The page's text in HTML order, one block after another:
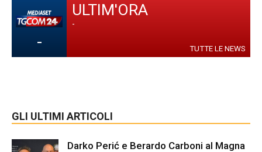
-
ULTIM'ORA
-
TUTTE LE NEWS
GLI ULTIMI ARTICOLI
Darko Perić e Berardo Carboni al Magna